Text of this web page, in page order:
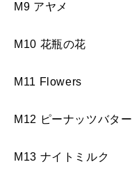
M9 アヤメ
M10 花瓶の花
M11 Flowers
M12 ピーナッツバター
M13 ナイトミルク